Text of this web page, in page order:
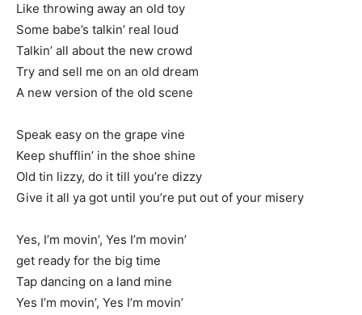
Like throwing away an old toy
Some babe’s talkin’ real loud
Talkin’ all about the new crowd
Try and sell me on an old dream
A new version of the old scene
Speak easy on the grape vine
Keep shufflin’ in the shoe shine
Old tin lizzy, do it till you’re dizzy
Give it all ya got until you’re put out of your misery
Yes, I’m movin’, Yes I’m movin’
get ready for the big time
Tap dancing on a land mine
Yes I’m movin’, Yes I’m movin’